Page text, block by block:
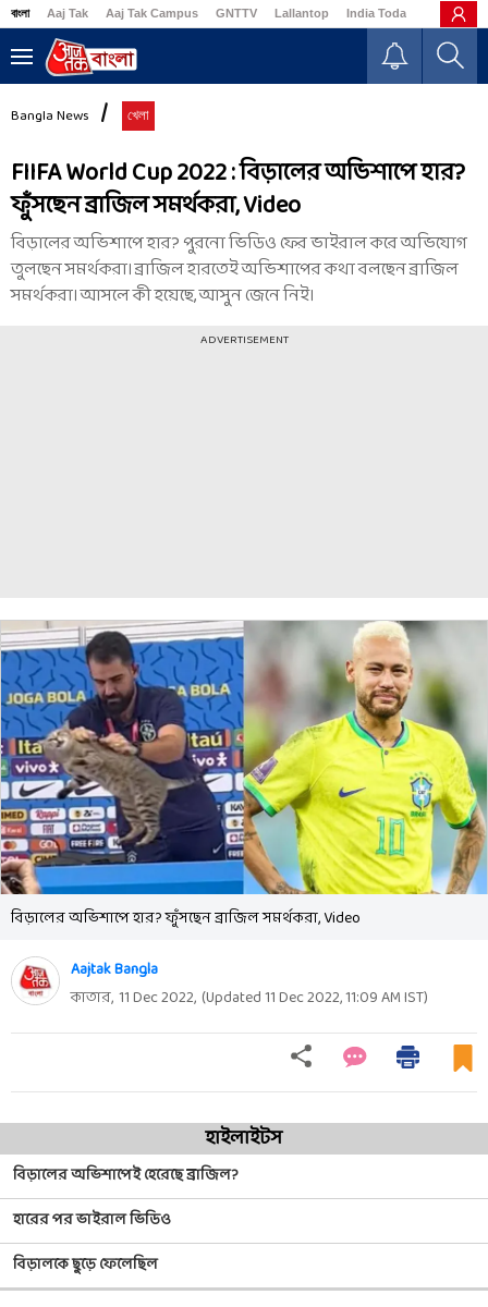
বাংলা Aaj Tak Aaj Tak Campus GNTTV Lallantop India Today Business
Bangla News খেলা
FIIFA World Cup 2022 : বিড়ালের অভিশাপে হার?
ফুঁসছেন ব্রাজিল সমর্থকরা, Video
বিড়ালের অভিশাপে হার? পুরনো ভিডিও ফের ভাইরাল করে অভিযোগ
তুলছেন সমর্থকরা। ব্রাজিল হারতেই অভিশাপের কথা বলছেন ব্রাজিল
সমর্থকরা। আসলে কী হয়েছে, আসুন জেনে নিই।
ADVERTISEMENT
বিড়ালের অভিশাপে হার? ফুঁসছেন ব্রাজিল সমর্থকরা, Video
Aajtak Bangla
কাতার, 11 Dec 2022, (Updated11 Dec 2022, 11:09 AMIST)
হাইলাইটস
বিড়ালের অভিশাপেই হেরেছে ব্রাজিল?
হারের পর ভাইরাল ভিডিও
বিড়ালকে ছুড়ে ফেলেছিল